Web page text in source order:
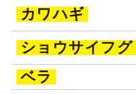
カワハギ
ショウサイフグ
ベラ